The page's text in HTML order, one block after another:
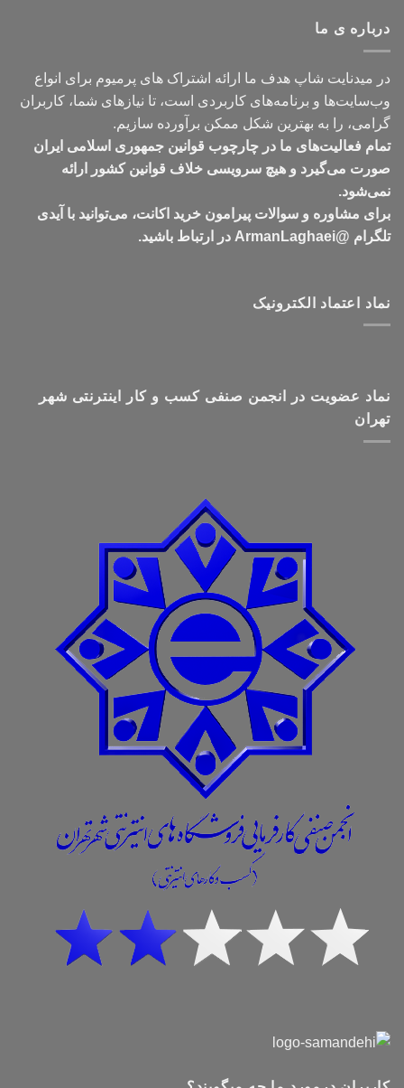
درباره ی ما
در میدنایت شاپ هدف ما ارائه اشتراک های پرمیوم برای انواع
وب‌سایت‌ها و برنامه‌های کاربردی است، تا نیازهای شما، کاربران
گرامی، را به بهترین شکل ممکن برآورده سازیم.
تمام فعالیت‌های ما در چارچوب قوانین جمهوری اسلامی ایران
صورت می‌گیرد و هیچ سرویسی خلاف قوانین کشور ارائه
نمی‌شود.
برای مشاوره و سوالات پیرامون خرید اکانت، می‌توانید با آیدی
تلگرام @ArmanLaghaei در ارتباط باشید.
نماد اعتماد الکترونیک
نماد عضویت در انجمن صنفی کسب و کار اینترنتی شهر
تهران